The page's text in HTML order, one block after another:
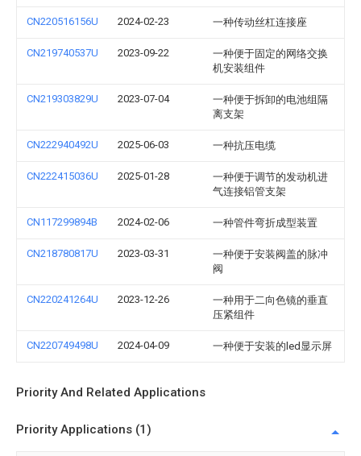
CN220516156U 2024-02-23 一种传动丝杠连接座
CN219740537U 2023-09-22
一种便于固定的网络交换
机安装组件
CN219303829U 2023-07-04
一种便于拆卸的电池组隔
离支架
CN222940492U 2025-06-03 一种抗压电缆
CN222415036U 2025-01-28
一种便于调节的发动机进
气连接铝管支架
CN117299894B 2024-02-06 一种管件弯折成型装置
CN218780817U 2023-03-31
一种便于安装阀盖的脉冲
阀
CN220241264U 2023-12-26
一种用于二向色镜的垂直
压紧组件
CN220749498U 2024-04-09 一种便于安装的led显示屏
Priority And Related Applications
Priority Applications (1)